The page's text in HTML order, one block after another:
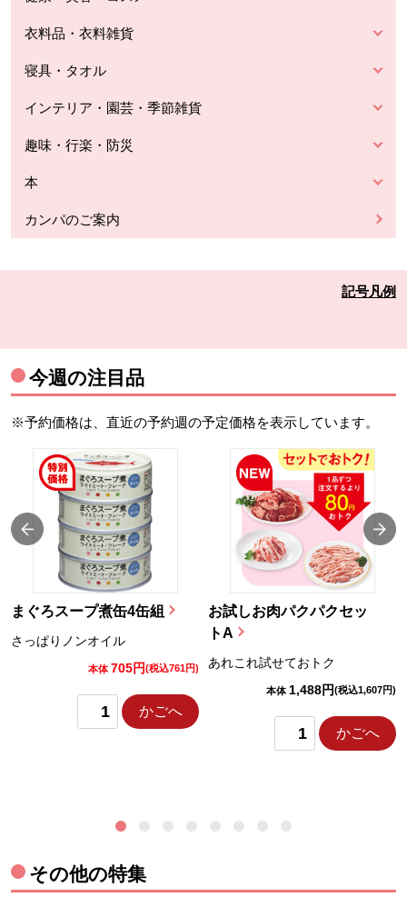
衣料品・衣料雑貨
寝具・タオル
インテリア・園芸・季節雑貨
趣味・行楽・防災
本
カンパのご案内
記号凡例
今週の注目品
※予約価格は、直近の予約週の予定価格を表示しています。
まぐろスープ煮缶4缶組
さっぱりノンオイル
本体 705円(税込761円)
かごへ
お試しお肉パクパクセッ
トA
あれこれ試せておトク
本体 1,488円(税込1,607円)
かごへ
その他の特集